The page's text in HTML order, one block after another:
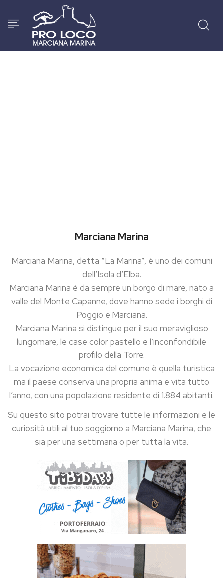
Marciana Marina
Marciana Marina, detta “La Marina”, è uno dei comuni
dell’Isola d’Elba.
Marciana Marina è da sempre un borgo di mare, nato a
valle del Monte Capanne, dove hanno sede i borghi di
Poggio e Marciana.
Marciana Marina si distingue per il suo meraviglioso
lungomare, le case color pastello e l’inconfondibile
profilo della Torre.
La vocazione economica del comune è quella turistica
ma il paese conserva una propria anima e vita tutto
l’anno, con una popolazione residente di 1.884 abitanti.
Su questo sito potrai trovare tutte le informazioni e le
curiosità utili al tuo soggiorno a Marciana Marina, che
sia per una settimana o per tutta la vita.